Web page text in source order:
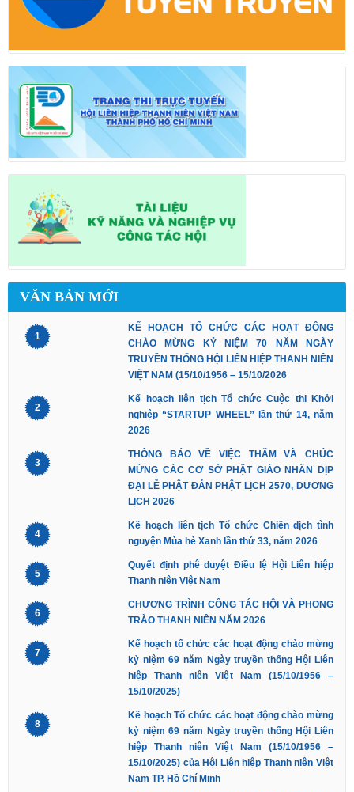
VĂN BẢN MỚI
1
KẾ HOẠCH TỔ CHỨC CÁC HOẠT ĐỘNG
CHÀO MỪNG KỶ NIỆM 70 NĂM NGÀY
TRUYỀN THỐNG HỘI LIÊN HIỆP THANH NIÊN
VIỆT NAM (15/10/1956 – 15/10/2026
2
Kế hoạch liên tịch Tổ chức Cuộc thi Khởi
nghiệp “STARTUP WHEEL” lần thứ 14, năm
2026
3
THÔNG BÁO VỀ VIỆC THĂM VÀ CHÚC
MỪNG CÁC CƠ SỞ PHẬT GIÁO NHÂN DỊP
ĐẠI LỄ PHẬT ĐẢN PHẬT LỊCH 2570, DƯƠNG
LỊCH 2026
4
Kế hoạch liên tịch Tổ chức Chiến dịch tình
nguyện Mùa hè Xanh lần thứ 33, năm 2026
5
Quyết định phê duyệt Điều lệ Hội Liên hiệp
Thanh niên Việt Nam
6
CHƯƠNG TRÌNH CÔNG TÁC HỘI VÀ PHONG
TRÀO THANH NIÊN NĂM 2026
7
Kế hoạch tổ chức các hoạt động chào mừng
kỷ niệm 69 năm Ngày truyền thống Hội Liên
hiệp Thanh niên Việt Nam (15/10/1956 –
15/10/2025)
8
Kế hoạch Tổ chức các hoạt động chào mừng
kỷ niệm 69 năm Ngày truyền thống Hội Liên
hiệp Thanh niên Việt Nam (15/10/1956 –
15/10/2025) của Hội Liên hiệp Thanh niên Việt
Nam TP. Hồ Chí Minh